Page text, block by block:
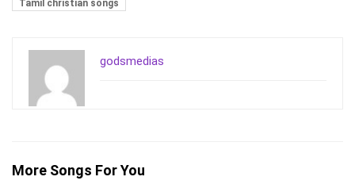
Tamil christian songs
godsmedias
More Songs For You